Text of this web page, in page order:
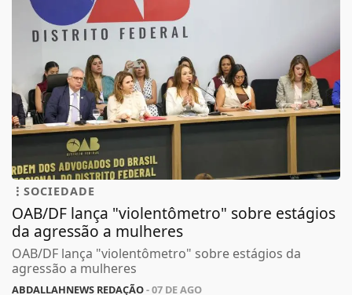
SOCIEDADE
OAB/DF lança "violentômetro" sobre estágios
da agressão a mulheres
OAB/DF lança "violentômetro" sobre estágios da
agressão a mulheres
ABDALLAHNEWS REDAÇÃO- 07 DE AGO